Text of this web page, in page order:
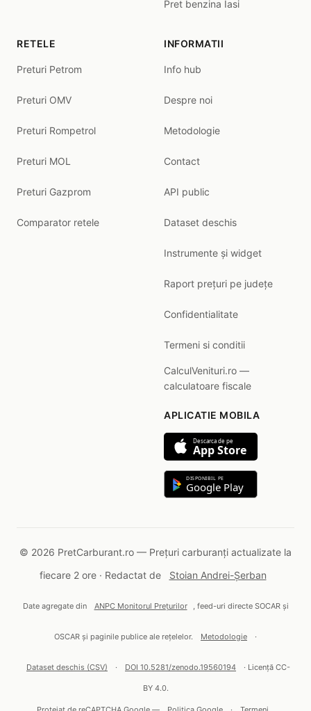
Pret benzina Iasi
RETELE
Preturi Petrom
Preturi OMV
Preturi Rompetrol
Preturi MOL
Preturi Gazprom
Comparator retele
INFORMATII
Info hub
Despre noi
Metodologie
Contact
API public
Dataset deschis
Instrumente și widget
Raport prețuri pe județe
Confidentialitate
Termeni si conditii
CalculVenituri.ro —
calculatoare fiscale
APLICATIE MOBILA
Descarca de pe
App Store
DISPONIBIL PE
Google Play
© 2026 PretCarburant.ro — Prețuri carburanți actualizate la
fiecare 2 ore · Redactat de
Stoian Andrei-Șerban
Date agregate din ANPC Monitorul Prețurilor , feed-uri directe SOCAR și
OSCAR și paginile publice ale rețelelor. Metodologie ·
Dataset deschis (CSV) · DOI 10.5281/zenodo.19560194 · Licență CC-
BY 4.0.